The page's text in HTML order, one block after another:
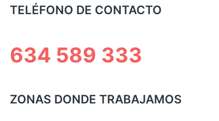
TELÉFONO DE CONTACTO
634 589 333
ZONAS DONDE TRABAJAMOS